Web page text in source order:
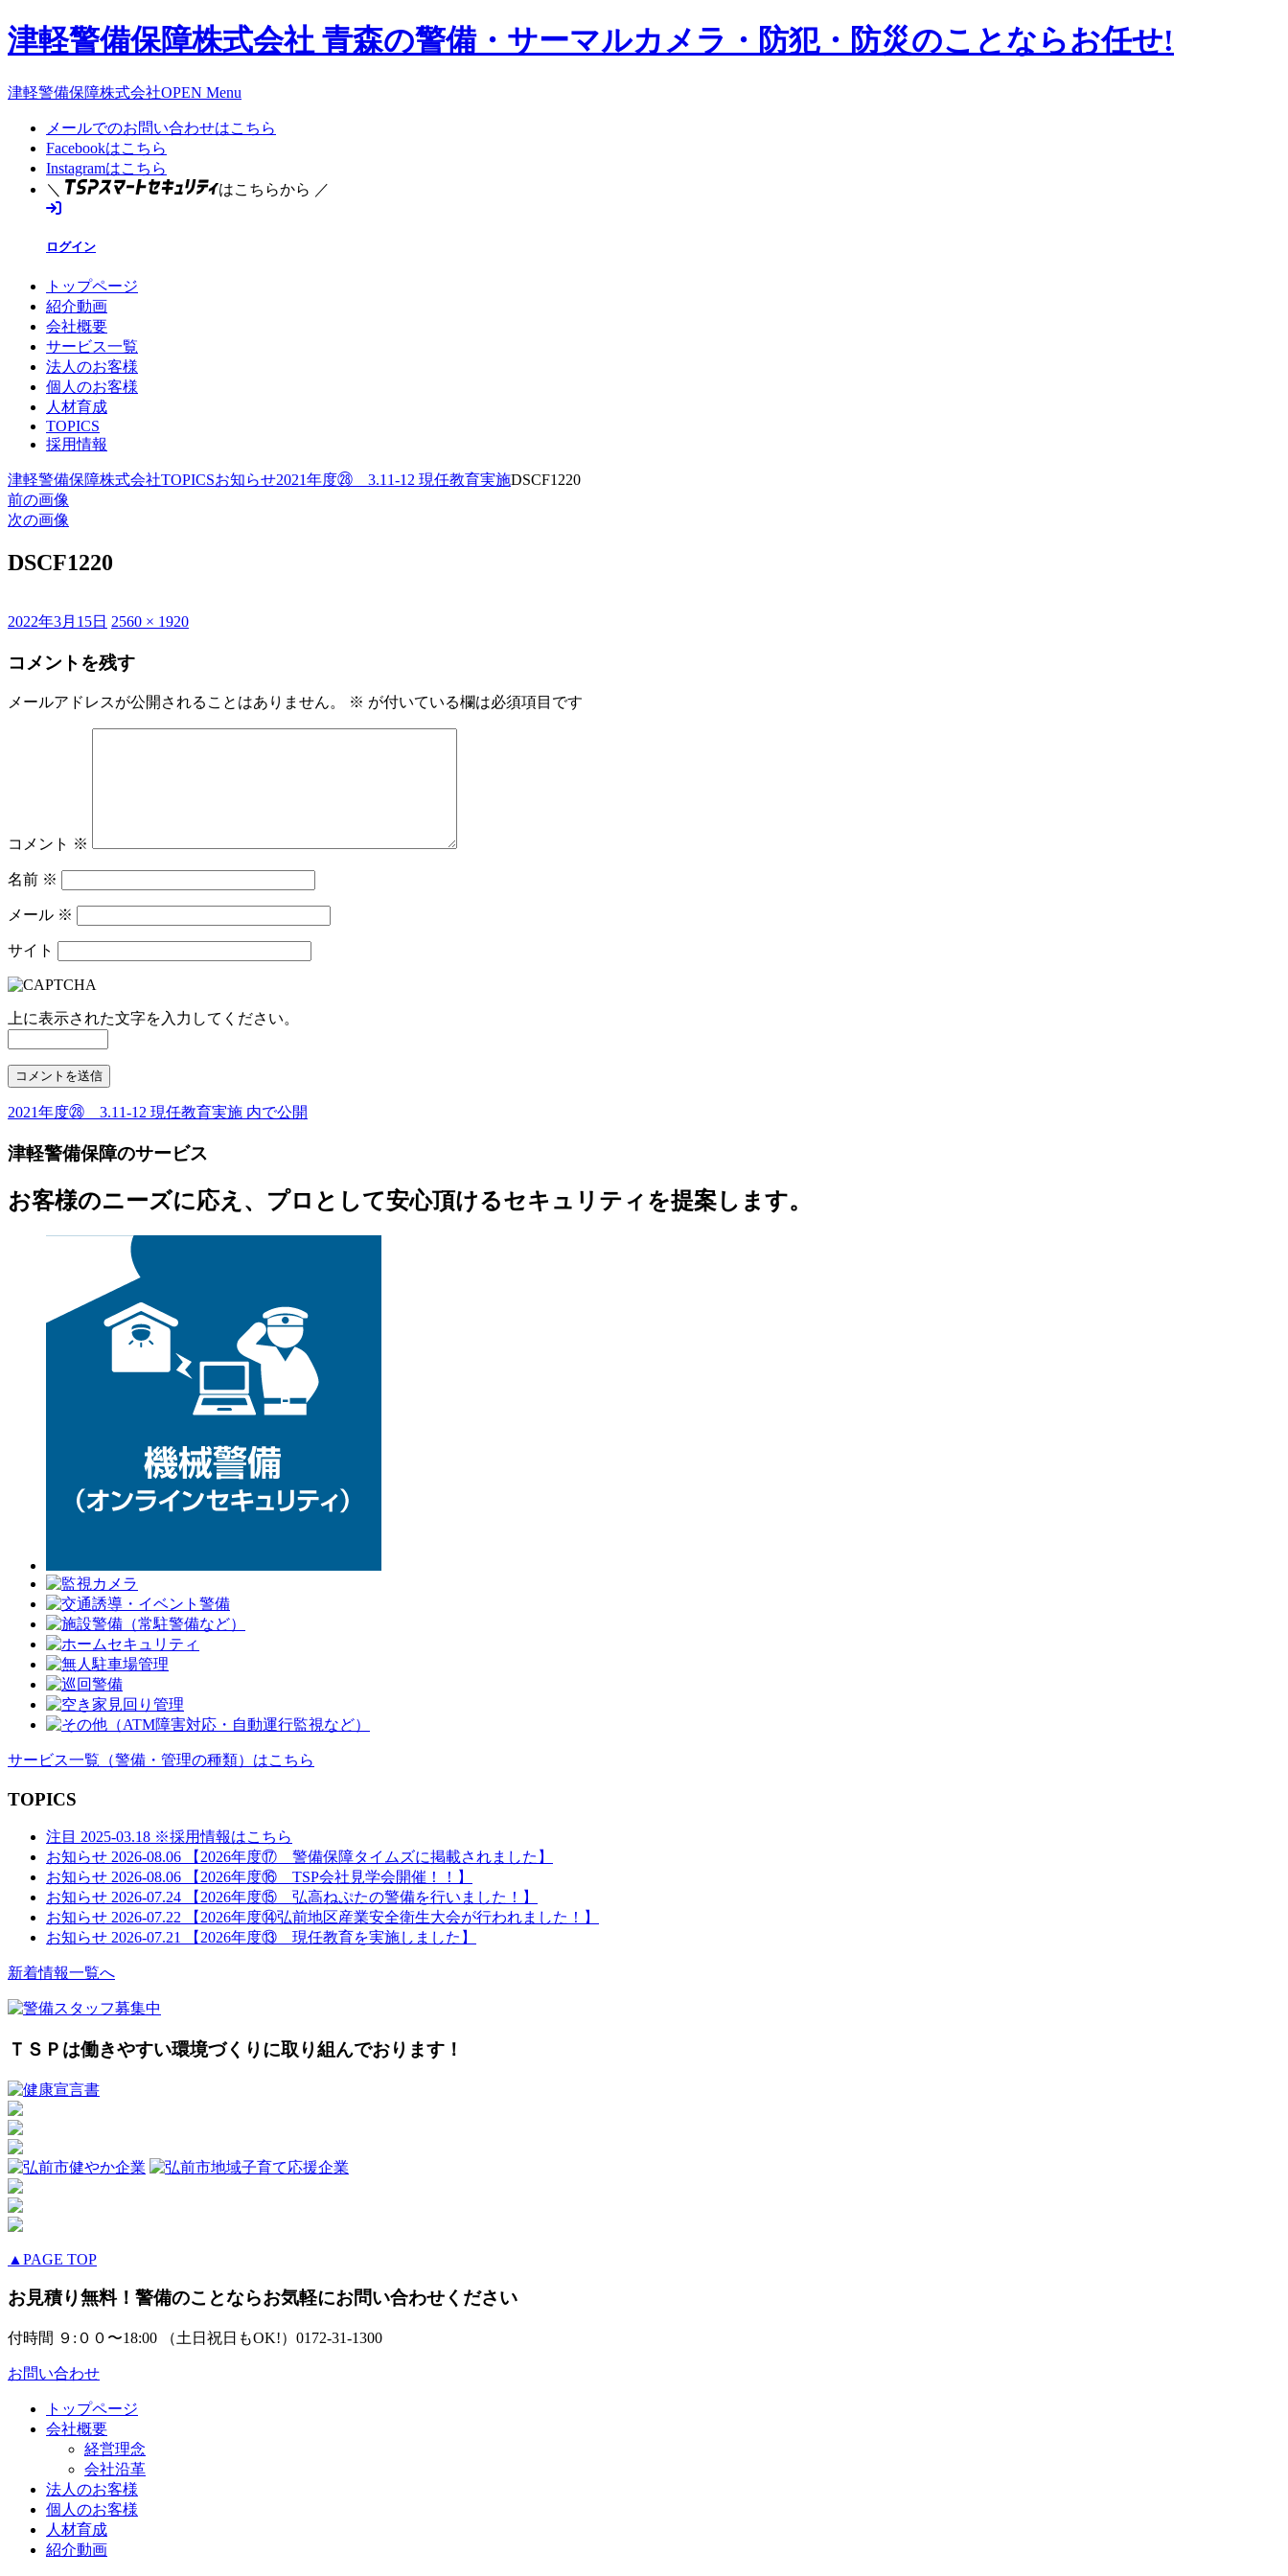
津軽警備保障株式会社 青森の警備・サーマルカメラ・防犯・防災のことならお任せ!
津軽警備保障株式会社OPEN Menu
メールでのお問い合わせはこちら
Facebookはこちら
Instagramはこちら
＼
はこちらから ／
ログイン
トップページ
紹介動画
会社概要
サービス一覧
法人のお客様
個人のお客様
人材育成
TOPICS
採用情報
津軽警備保障株式会社TOPICSお知らせ2021年度㉘ 3.11-12 現任教育実施DSCF1220
前の画像
次の画像
DSCF1220
投
日:
2022年3月15日 フ
サ
ズ
2560 × 1920
コメントを残す
メールアドレスが公開されることはありません。 ※ が付いている欄は必須項目です
コメント ※
名前 ※
メール ※
サイト
上に表示された文字を入力してください。
投
稿
ビ
2021年度㉘ 3.11-12 現任教育実施 内で公開
津軽警備保障のサービス
お客様のニーズに応え、プロとして安心頂けるセキュリティを提案します。
サービス一覧 （警備・管理の種類） はこちら
TOPICS
注目 2025-03.18 ※採用情報はこちら
お知らせ 2026-08.06
【2026年度⑰ 警備保障タイムズに掲載されました】
お知らせ 2026-08.06
【2026年度⑯ TSP会社見学会開催！！】
お知らせ 2026-07.24
【2026年度⑮ 弘高ねぷたの警備を行いました！】
お知らせ 2026-07.22
【2026年度⑭弘前地区産業安全衛生大会が行われました！】
お知らせ 2026-07.21 【2026年度⑬ 現任教育を実施しました】
新着情報一覧へ
ＴＳＰは働きやすい環境づくりに取り組んでおります！
▲PAGE TOP
お見積り無料！警備のことならお気軽にお問い合わせください
付時間 ９:００〜18:00 （土日祝日もOK!） 0172-31-1300
お問い合わせ
トップページ
会社概要
経営理念
会社沿革
法人のお客様
個人のお客様
人材育成
紹介動画